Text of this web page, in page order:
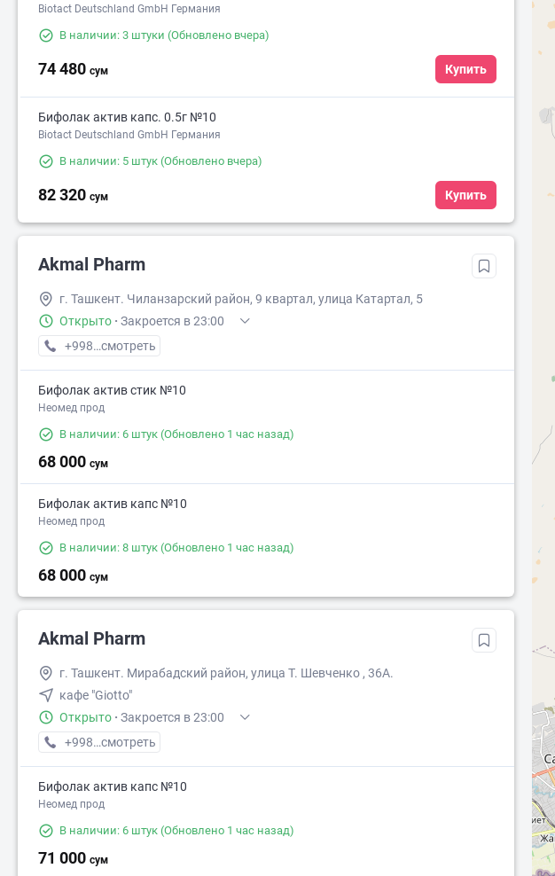
Biotact Deutschland GmbH Германия
В наличии: 3 штуки (Обновлено вчера)
74 480 сум Купить
Бифолак актив капс. 0.5г №10
Biotact Deutschland GmbH Германия
В наличии: 5 штук (Обновлено вчера)
82 320 сум Купить
Akmal Pharm
г. Ташкент. Чиланзарский район, 9 квартал, улица Катартал, 5
Открыто · Закроется в 23:00
+998 (99) XXX-XX-XX
смотреть
Бифолак актив стик №10
Неомед прод
В наличии: 6 штук (Обновлено 1 час назад)
68 000 сум
Бифолак актив капс №10
Неомед прод
В наличии: 8 штук (Обновлено 1 час назад)
68 000 сум
Akmal Pharm
г. Ташкент. Мирабадский район, улица Т. Шевченко , 36А.
кафе "Giotto"
Открыто · Закроется в 23:00
+998 (99) XXX-XX-XX
смотреть
Бифолак актив капс №10
Неомед прод
В наличии: 6 штук (Обновлено 1 час назад)
71 000 сум